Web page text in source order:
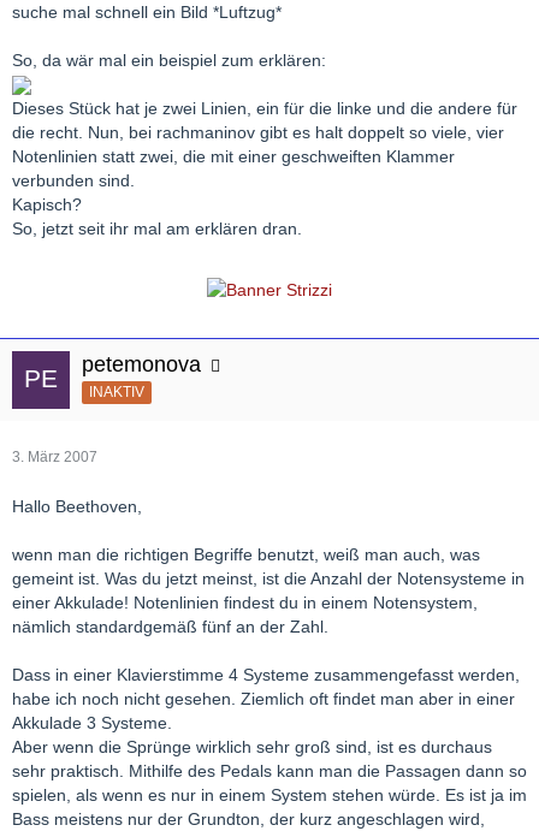
suche mal schnell ein Bild *Luftzug*
So, da wär mal ein beispiel zum erklären:
Dieses Stück hat je zwei Linien, ein für die linke und die andere für
die recht. Nun, bei rachmaninov gibt es halt doppelt so viele, vier
Notenlinien statt zwei, die mit einer geschweiften Klammer
verbunden sind.
Kapisch?
So, jetzt seit ihr mal am erklären dran.
petemonova
INAKTIV
3. März 2007
Hallo Beethoven,
wenn man die richtigen Begriffe benutzt, weiß man auch, was
gemeint ist. Was du jetzt meinst, ist die Anzahl der Notensysteme in
einer Akkulade! Notenlinien findest du in einem Notensystem,
nämlich standardgemäß fünf an der Zahl.
Dass in einer Klavierstimme 4 Systeme zusammengefasst werden,
habe ich noch nicht gesehen. Ziemlich oft findet man aber in einer
Akkulade 3 Systeme.
Aber wenn die Sprünge wirklich sehr groß sind, ist es durchaus
sehr praktisch. Mithilfe des Pedals kann man die Passagen dann so
spielen, als wenn es nur in einem System stehen würde. Es ist ja im
Bass meistens nur der Grundton, der kurz angeschlagen wird,